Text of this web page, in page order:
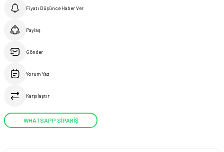
Fiyatı Düşünce Haber Ver
Paylaş
Gönder
Yorum Yaz
Karşılaştır
WHATSAPP SİPARİŞ